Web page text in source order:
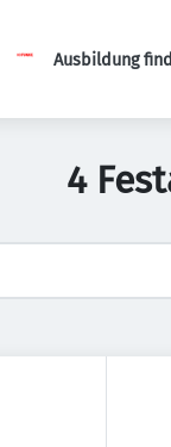
Ausbildung
4